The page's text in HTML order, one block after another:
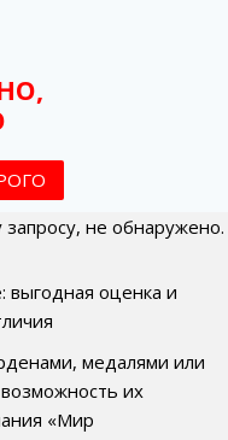
не обнаружено.
выгодная оценка и
медалями или
их
«Мир